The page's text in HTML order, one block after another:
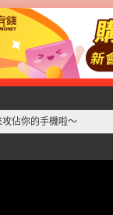
攻佔你的手機啦～